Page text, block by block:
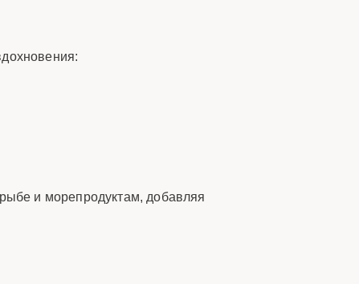
и морепродуктам, добавляя